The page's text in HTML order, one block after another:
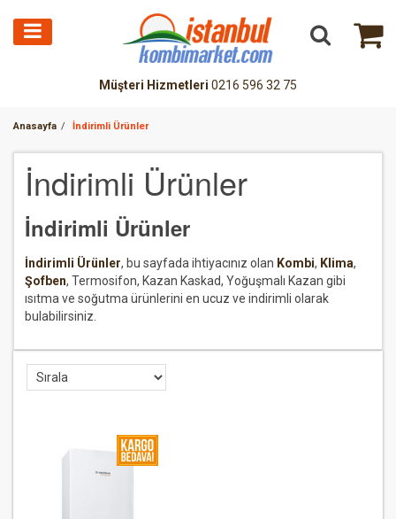
Müşteri Hizmetleri 0216 596 32 75
Anasayfa İndirimli Ürünler
İndirimli Ürünler
İndirimli Ürünler
İndirimli Ürünler, bu sayfada ihtiyacınız olan Kombi, Klima,
Şofben, Termosifon, Kazan Kaskad, Yoğuşmalı Kazan gibi
ısıtma ve soğutma ürünlerini en ucuz ve indirimli olarak
bulabilirsiniz.